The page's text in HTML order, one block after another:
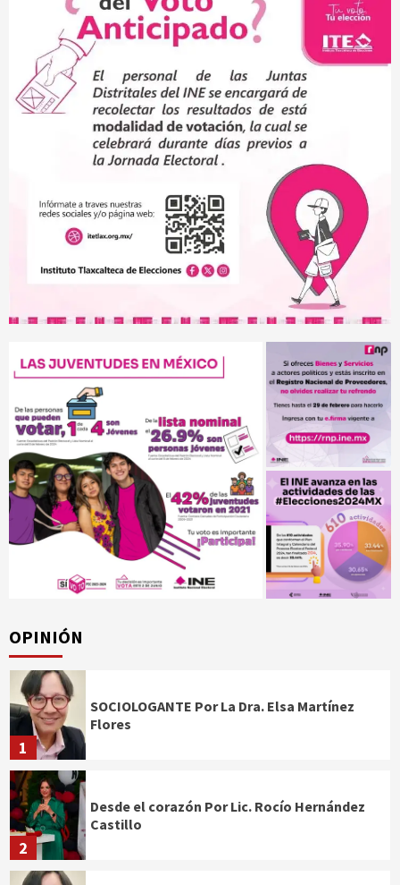
OPINIÓN
1
SOCIOLOGANTE Por La Dra. Elsa Martínez
Flores
2
Desde el corazón Por Lic. Rocío Hernández
Castillo